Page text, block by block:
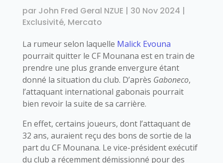
par John Fred Geral NZUE | 30 Nov 2024 |
Exclusivité, Mercato
La rumeur selon laquelle Malick Evouna
pourrait quitter le CF Mounana est en train de
prendre une plus grande envergure étant
donné la situation du club. D’après Gaboneco,
l’attaquant international gabonais pourrait
bien revoir la suite de sa carrière.
En effet, certains joueurs, dont l’attaquant de
32 ans, auraient reçu des bons de sortie de la
part du CF Mounana. Le vice-président exécutif
du club a récemment démissionné pour des